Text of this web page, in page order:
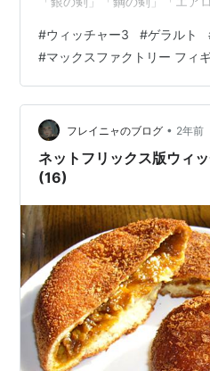
の印」エフェクトパーツ」等
ズは、 ノンスケールの全高：
頭慎太郎」（KLAMP
称略） 【限定販売】figma『
ワイルドハント 可動フィギュ
#ウィッチャー3 #ゲラルト
#マックスファクトリー フィ
フレイニャのブログ • 2年前
ネットフリックス版ウィ
(16)